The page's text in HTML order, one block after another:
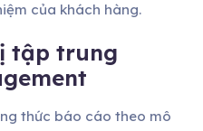
của khách hàng.
tập trung
thức báo cáo theo mô